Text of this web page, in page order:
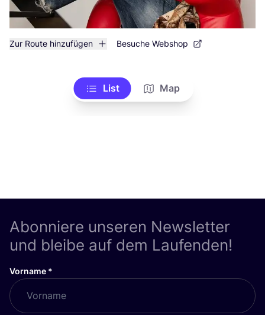
Zur Route hinzufügen Besuche Webshop
List Map
Abonniere unseren Newsletter
und bleibe auf dem Laufenden!
Vorname *